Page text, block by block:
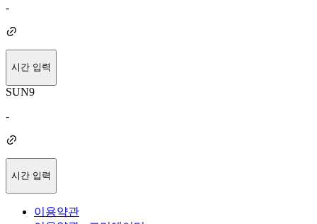
-
시간 입력
SUN9
-
시간 입력
이용약관